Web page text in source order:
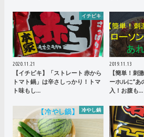
イチビキ
2020.11.21
【イチビキ】「ストレート 赤から
トマト鍋」は辛さしっかり！トマ
ト味もし…
2019.11.13
【簡単！刺
ーホルに”あ
入！お腹も…
冷やし鍋